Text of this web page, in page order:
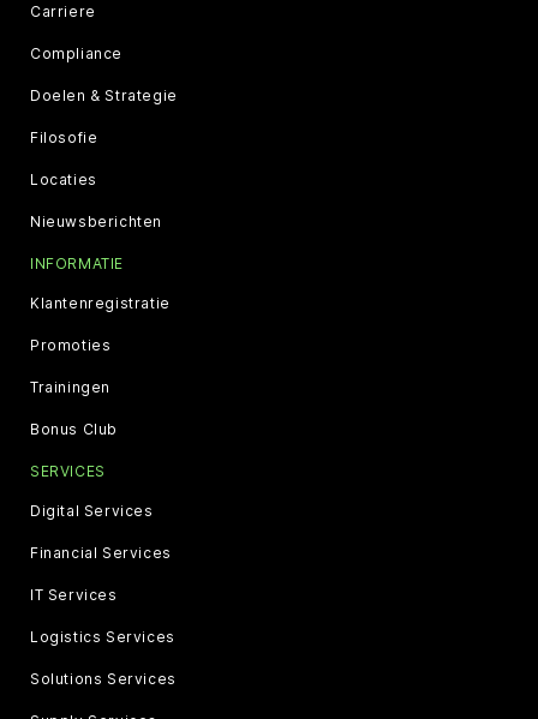
Carriere
Compliance
Doelen & Strategie
Filosofie
Locaties
Nieuwsberichten
INFORMATIE
Klantenregistratie
Promoties
Trainingen
Bonus Club
SERVICES
Digital Services
Financial Services
IT Services
Logistics Services
Solutions Services